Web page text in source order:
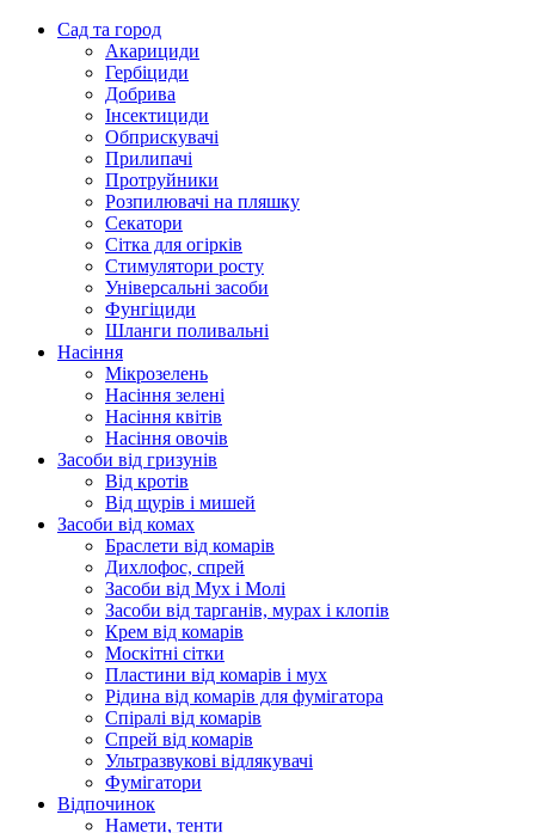
Сад та город
Акарициди
Гербіциди
Добрива
Інсектициди
Обприскувачі
Прилипачі
Протруйники
Розпилювачі на пляшку
Секатори
Сітка для огірків
Стимулятори росту
Універсальні засоби
Фунгіциди
Шланги поливальні
Насіння
Мікрозелень
Насіння зелені
Насіння квітів
Насіння овочів
Засоби від гризунів
Від кротів
Від щурів і мишей
Засоби від комах
Браслети від комарів
Дихлофос, спрей
Засоби від Мух і Молі
Засоби від тарганів, мурах і клопів
Крем від комарів
Москітні сітки
Пластини від комарів і мух
Рідина від комарів для фумігатора
Спіралі від комарів
Спрей від комарів
Ультразвукові відлякувачі
Фумігатори
Відпочинок
Намети, тенти